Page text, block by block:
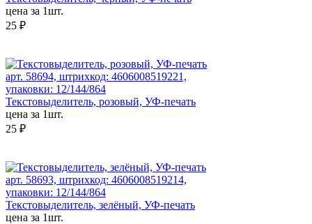
цена за 1шт.
25 ₽
арт. 58694, штрихкод: 4606008519221,
упаковки: 12/144/864
Текстовыделитель, розовый, УФ-печать
цена за 1шт.
25 ₽
арт. 58693, штрихкод: 4606008519214,
упаковки: 12/144/864
Текстовыделитель, зелёный, УФ-печать
цена за 1шт.